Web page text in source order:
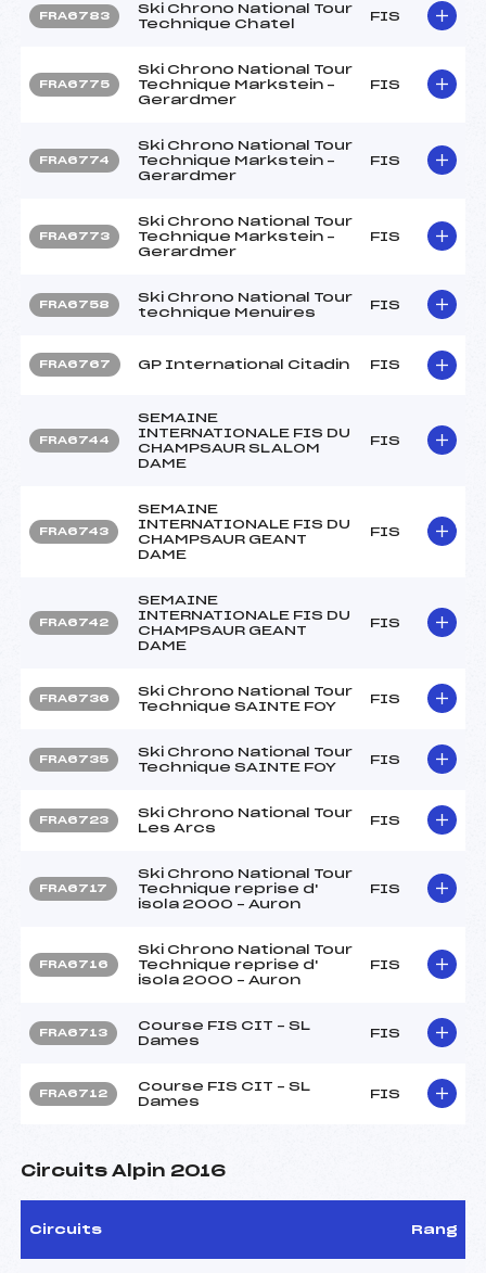
FRA6783
Ski Chrono National Tour
Technique Chatel
FIS
FRA6775
Ski Chrono National Tour
Technique Markstein –
Gerardmer
FIS
FRA6774
Ski Chrono National Tour
Technique Markstein –
Gerardmer
FIS
FRA6773
Ski Chrono National Tour
Technique Markstein –
Gerardmer
FIS
FRA6758
Ski Chrono National Tour
technique Menuires
FIS
FRA6767 GP International Citadin FIS
FRA6744
SEMAINE
INTERNATIONALE FIS DU
CHAMPSAUR SLALOM
DAME
FIS
FRA6743
SEMAINE
INTERNATIONALE FIS DU
CHAMPSAUR GEANT
DAME
FIS
FRA6742
SEMAINE
INTERNATIONALE FIS DU
CHAMPSAUR GEANT
DAME
FIS
FRA6736
Ski Chrono National Tour
Technique SAINTE FOY
FIS
FRA6735
Ski Chrono National Tour
Technique SAINTE FOY
FIS
FRA6723
Ski Chrono National Tour
Les Arcs
FIS
FRA6717
Ski Chrono National Tour
Technique reprise d'
isola 2000 – Auron
FIS
FRA6716
Ski Chrono National Tour
Technique reprise d'
isola 2000 – Auron
FIS
FRA6713
Course FIS CIT – SL
Dames
FIS
FRA6712
Course FIS CIT – SL
Dames
FIS
Circuits Alpin 2016
Circuits Rang